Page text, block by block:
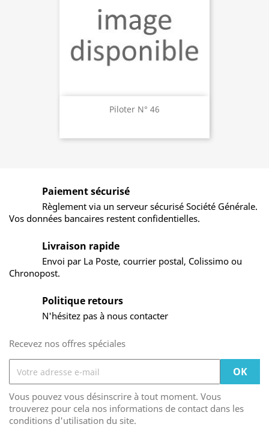
Piloter N° 46
Paiement sécurisé
Règlement via un serveur sécurisé Société Générale.
Vos données bancaires restent confidentielles.
Livraison rapide
Envoi par La Poste, courrier postal, Colissimo ou
Chronopost.
Politique retours
N'hésitez pas à nous contacter
Recevez nos offres spéciales
Vous pouvez vous désinscrire à tout moment. Vous
trouverez pour cela nos informations de contact dans les
conditions d'utilisation du site.